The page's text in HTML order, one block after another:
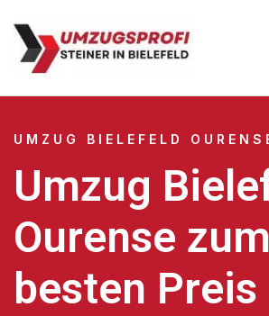
UMZUG BIELEFELD
Umzug
Ourense zum
besten Preis